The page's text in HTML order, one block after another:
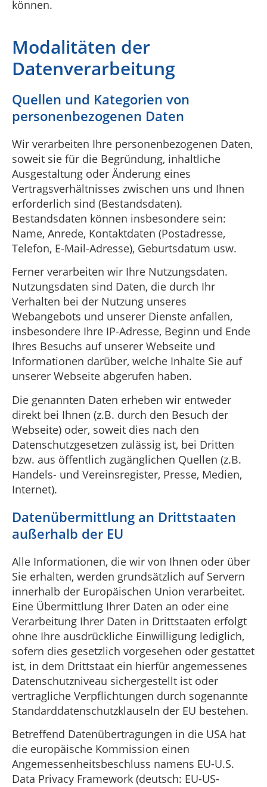
können.
Modalitäten der
Datenverarbeitung
Quellen und Kategorien von
personenbezogenen Daten
Wir verarbeiten Ihre personenbezogenen Daten,
soweit sie für die Begründung, inhaltliche
Ausgestaltung oder Änderung eines
Vertragsverhältnisses zwischen uns und Ihnen
erforderlich sind (Bestandsdaten).
Bestandsdaten können insbesondere sein:
Name, Anrede, Kontaktdaten (Postadresse,
Telefon, E-Mail-Adresse), Geburtsdatum usw.
Ferner verarbeiten wir Ihre Nutzungsdaten.
Nutzungsdaten sind Daten, die durch Ihr
Verhalten bei der Nutzung unseres
Webangebots und unserer Dienste anfallen,
insbesondere Ihre IP-Adresse, Beginn und Ende
Ihres Besuchs auf unserer Webseite und
Informationen darüber, welche Inhalte Sie auf
unserer Webseite abgerufen haben.
Die genannten Daten erheben wir entweder
direkt bei Ihnen (z.B. durch den Besuch der
Webseite) oder, soweit dies nach den
Datenschutzgesetzen zulässig ist, bei Dritten
bzw. aus öffentlich zugänglichen Quellen (z.B.
Handels- und Vereinsregister, Presse, Medien,
Internet).
Datenübermittlung an Drittstaaten
außerhalb der EU
Alle Informationen, die wir von Ihnen oder über
Sie erhalten, werden grundsätzlich auf Servern
innerhalb der Europäischen Union verarbeitet.
Eine Übermittlung Ihrer Daten an oder eine
Verarbeitung Ihrer Daten in Drittstaaten erfolgt
ohne Ihre ausdrückliche Einwilligung lediglich,
sofern dies gesetzlich vorgesehen oder gestattet
ist, in dem Drittstaat ein hierfür angemessenes
Datenschutzniveau sichergestellt ist oder
vertragliche Verpflichtungen durch sogenannte
Standarddatenschutzklauseln der EU bestehen.
Betreffend Datenübertragungen in die USA hat
die europäische Kommission einen
Angemessenheitsbeschluss namens EU-U.S.
Data Privacy Framework (deutsch: EU-US-